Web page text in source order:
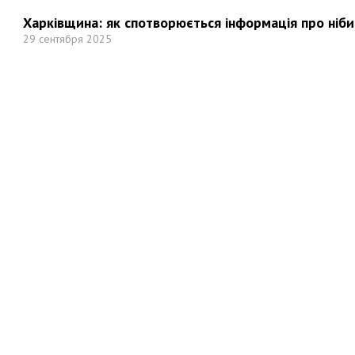
Харківщина: як спотворюється інформація про
29 сентября 2025